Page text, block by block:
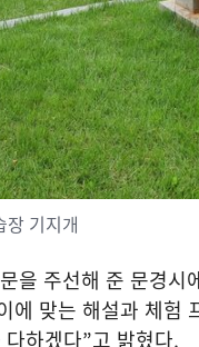
장 기지개
을 주선해 준 문경시
에 맞는 해설과 체험
하겠다”고 밝혔다.